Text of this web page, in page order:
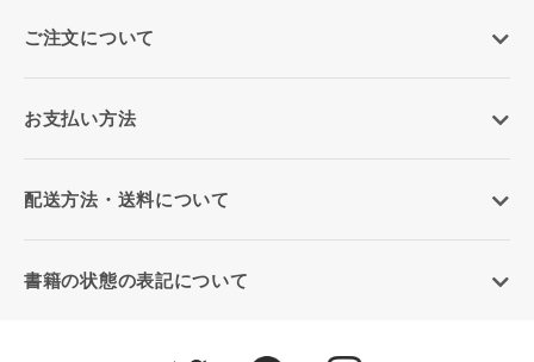
ご注文について
お支払い方法
配送方法・送料について
書籍の状態の表記について